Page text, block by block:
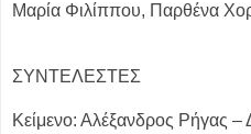
Μαρία Φιλίππου, Παρθένα
ΣΥΝΤΕΛΕΣΤΕΣ
Κείμενο: Αλέξανδρος Ρήγας